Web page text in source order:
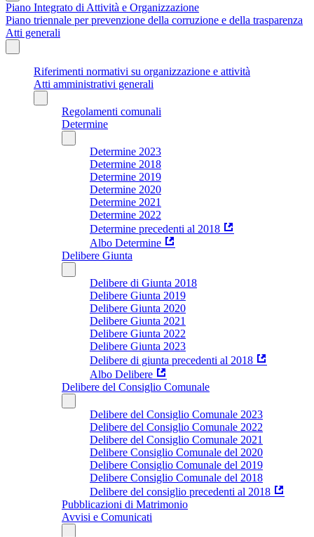
Piano Integrato di Attività e Organizzazione
Piano triennale per prevenzione della corruzione e della trasparenza
Atti generali
Riferimenti normativi su organizzazione e attività
Atti amministrativi generali
Regolamenti comunali
Determine
Determine 2023
Determine 2018
Determine 2019
Determine 2020
Determine 2021
Determine 2022
Determine precedenti al 2018
Albo Determine
Delibere Giunta
Delibere di Giunta 2018
Delibere Giunta 2019
Delibere Giunta 2020
Delibere Giunta 2021
Delibere Giunta 2022
Delibere Giunta 2023
Delibere di giunta precedenti al 2018
Albo Delibere
Delibere del Consiglio Comunale
Delibere del Consiglio Comunale 2023
Delibere del Consiglio Comunale 2022
Delibere del Consiglio Comunale 2021
Delibere Consiglio Comunale del 2020
Delibere Consiglio Comunale del 2019
Delibere Consiglio Comunale del 2018
Delibere del consiglio precedenti al 2018
Pubblicazioni di Matrimonio
Avvisi e Comunicati